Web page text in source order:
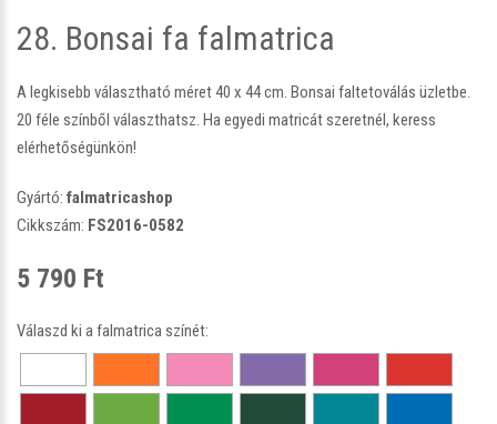
28. Bonsai fa falmatrica
A legkisebb választható méret 40 x 44 cm. Bonsai faltetoválás üzletbe.
20 féle színből választhatsz. Ha egyedi matricát szeretnél, keress
elérhetőségünkön!
Gyártó: falmatricashop
Cikkszám: FS2016-0582
5 790 Ft
Válaszd ki a falmatrica színét: